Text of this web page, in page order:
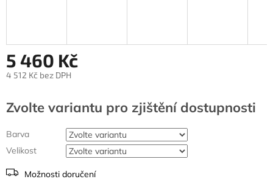
5 460 Kč
4 512 Kč bez DPH
cena:
Zvolte variantu
Barva
Velikost
Možnosti doručení